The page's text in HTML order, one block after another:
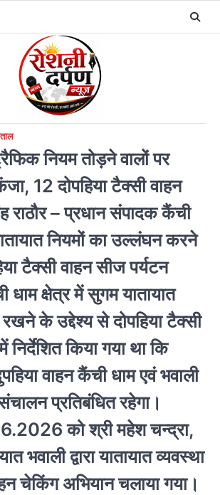
नियम तोड़ने वालों पर
12 दोपहिया टैक्सी वाहन
राठौर – प्रधान संपादक कैंची
नियमों का उल्लंघन करने
टैक्सी वाहन सीज पर्यटन
क्षेत्र में सुगम यातायात
रखने के उद्देश्य से दोपहिया टैक्सी
निर्देशित किया गया था कि
वाहन कैंची धाम एवं भवाली
प्रतिबंधित रहेगा।
को श्री महेश चन्द्रा,
भवाली द्वारा यातायात व्यवस्था
चेकिंग अभियान चलाया गया।